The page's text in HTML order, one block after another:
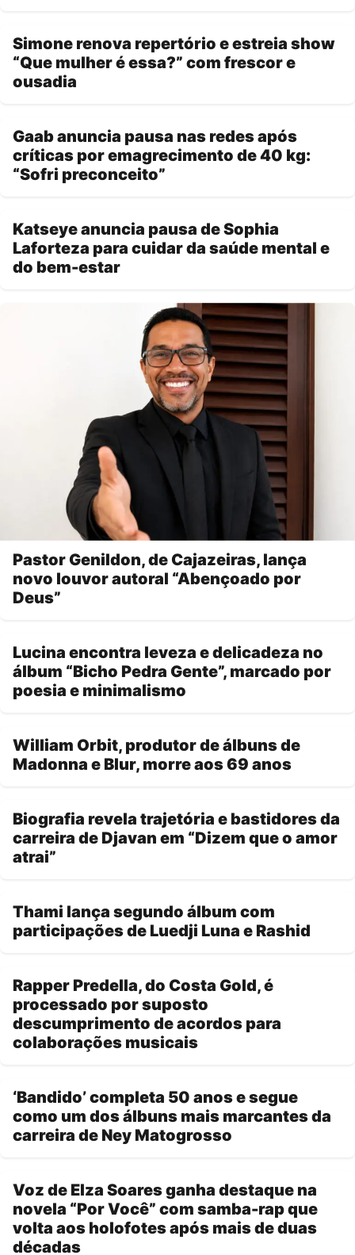
Simone renova repertório e estreia show
“Que mulher é essa?” com frescor e
ousadia
Gaab anuncia pausa nas redes após
críticas por emagrecimento de 40 kg:
“Sofri preconceito”
Katseye anuncia pausa de Sophia
Laforteza para cuidar da saúde mental e
do bem-estar
Pastor Genildon, de Cajazeiras, lança
novo louvor autoral “Abençoado por
Deus”
Lucina encontra leveza e delicadeza no
álbum “Bicho Pedra Gente”, marcado por
poesia e minimalismo
William Orbit, produtor de álbuns de
Madonna e Blur, morre aos 69 anos
Biografia revela trajetória e bastidores da
carreira de Djavan em “Dizem que o amor
atrai”
Thami lança segundo álbum com
participações de Luedji Luna e Rashid
Rapper Predella, do Costa Gold, é
processado por suposto
descumprimento de acordos para
colaborações musicais
‘Bandido’ completa 50 anos e segue
como um dos álbuns mais marcantes da
carreira de Ney Matogrosso
Voz de Elza Soares ganha destaque na
novela “Por Você” com samba-rap que
volta aos holofotes após mais de duas
décadas